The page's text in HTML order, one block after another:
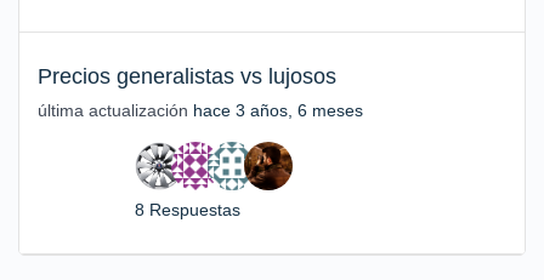
Precios generalistas vs lujosos
última actualización hace 3 años, 6 meses
8 Respuestas